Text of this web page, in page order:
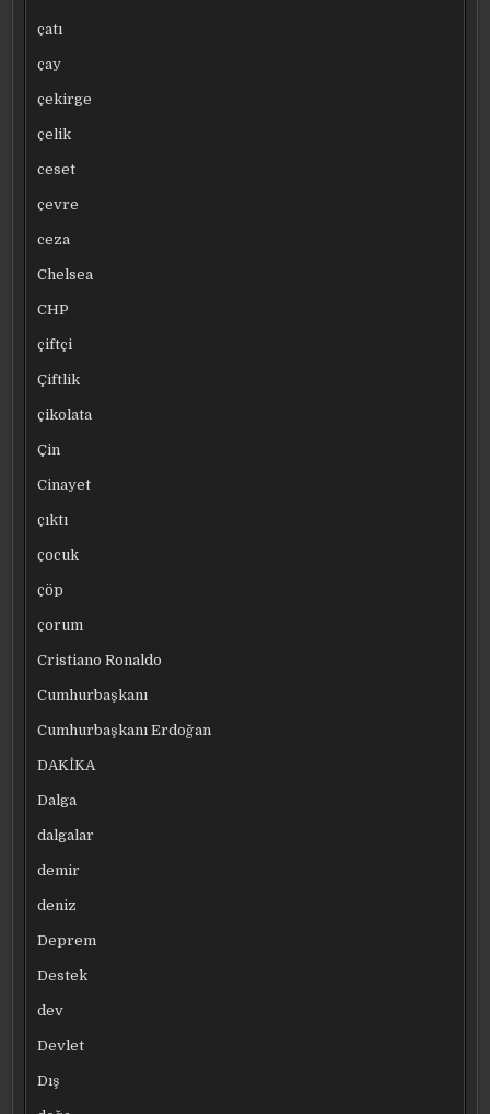
çatı
çay
çekirge
çelik
ceset
çevre
ceza
Chelsea
CHP
çiftçi
Çiftlik
çikolata
Çin
Cinayet
çıktı
çocuk
çöp
çorum
Cristiano Ronaldo
Cumhurbaşkanı
Cumhurbaşkanı Erdoğan
DAKİKA
Dalga
dalgalar
demir
deniz
Deprem
Destek
dev
Devlet
Dış